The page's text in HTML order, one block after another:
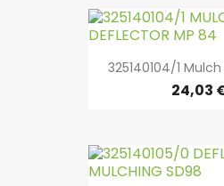
325140104/1
24,03